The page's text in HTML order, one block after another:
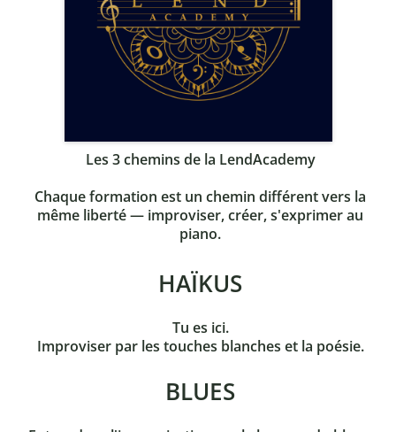
Les 3 chemins de la LendAcademy
Chaque formation est un chemin différent vers la
même liberté — improviser, créer, s'exprimer au
piano.
HAÏKUS
Tu es ici.
Improviser par les touches blanches et la poésie.
BLUES